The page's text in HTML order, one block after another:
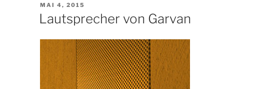
VERÖFFENTLICHT
AM
MAI 4, 2015
Lautsprecher von Garvan